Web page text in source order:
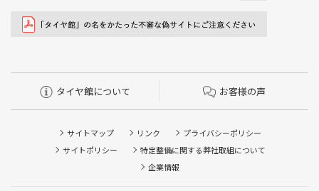
タイヤ館について お客様の声
サイトマップ リンク
プライバシーポリシー
サイトポリシー
特定整備に関する弊社取組について
企業情報